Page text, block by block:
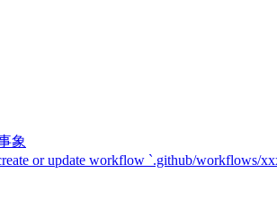
象
or update workflow `.github/workflows/